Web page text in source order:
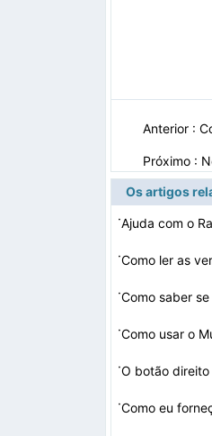
Anterior :
Próximo :
Os artigos
·Ajuda com o
·
·Como saber
·Como usar o
·
·Como eu